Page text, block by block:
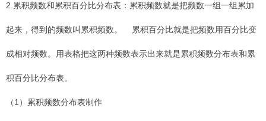
2.累积频数和累积百分比分布表：累积频数就是把频数一组一组累加
起来，得到的频数叫累积频数。 累积百分比就是把频数用百分比变
成相对频数。用表格把这两种频数表示出来就是累积频数分布表和累
积百分比分布表。
（1）累积频数分布表制作